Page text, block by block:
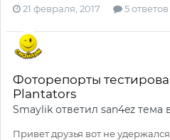
21 февраля, 2017 5 ответов
Фоторепорты
Plantators
Smaylik ответил san4ez тема
Привет друзья вот не